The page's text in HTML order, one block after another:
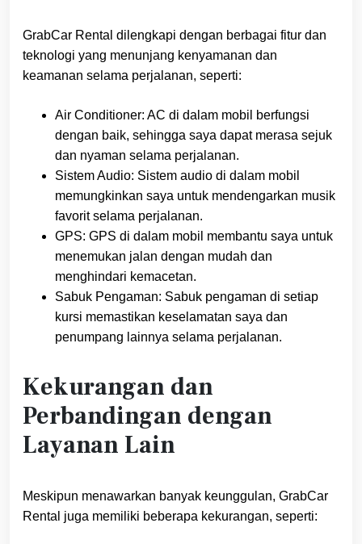
GrabCar Rental dilengkapi dengan berbagai fitur dan
teknologi yang menunjang kenyamanan dan
keamanan selama perjalanan, seperti:
Air Conditioner: AC di dalam mobil berfungsi
dengan baik, sehingga saya dapat merasa sejuk
dan nyaman selama perjalanan.
Sistem Audio: Sistem audio di dalam mobil
memungkinkan saya untuk mendengarkan musik
favorit selama perjalanan.
GPS: GPS di dalam mobil membantu saya untuk
menemukan jalan dengan mudah dan
menghindari kemacetan.
Sabuk Pengaman: Sabuk pengaman di setiap
kursi memastikan keselamatan saya dan
penumpang lainnya selama perjalanan.
Kekurangan dan
Perbandingan dengan
Layanan Lain
Meskipun menawarkan banyak keunggulan, GrabCar
Rental juga memiliki beberapa kekurangan, seperti: